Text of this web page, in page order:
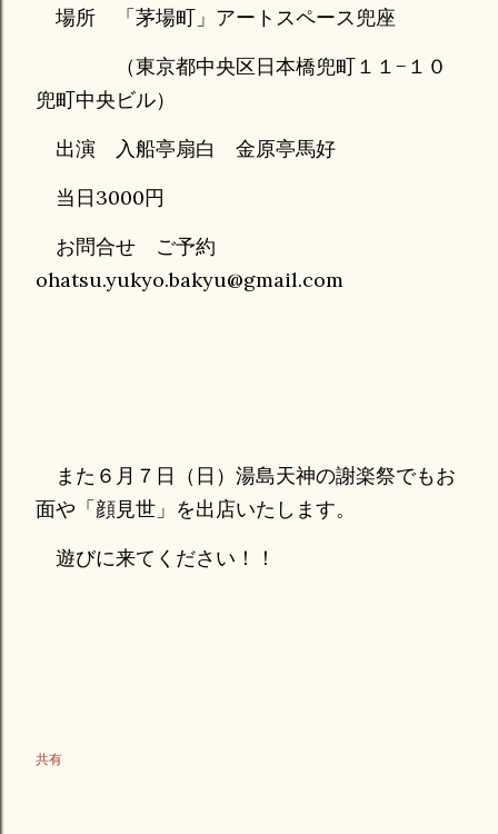
場所 「茅場町」アートスペース兜座
（東京都中央区日本橋兜町１１−１０
兜町中央ビル）
出演 入船亭扇白 金原亭馬好
当日3000円
お問合せ ご予約
ohatsu.yukyo.bakyu@gmail.com
また６月７日（日）湯島天神の謝楽祭でもお
面や「顔見世」を出店いたします。
遊びに来てください！！
共有